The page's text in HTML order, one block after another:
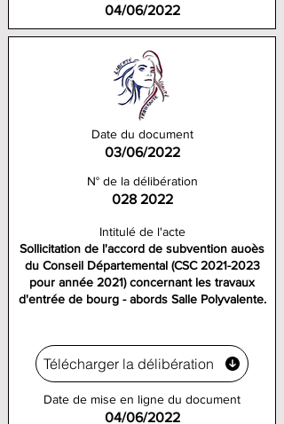
04/06/2022
Date du document
03/06/2022
N° de la délibération
028 2022
Intitulé de l'acte
Sollicitation de l'accord de subvention auoès
du Conseil Départemental (CSC2021-2023
pour année 2021) concernant les travaux
d'entrée de bourg - abords Salle Polyvalente.
Télécharger la délibération
Date de mise en ligne du document
04/06/2022